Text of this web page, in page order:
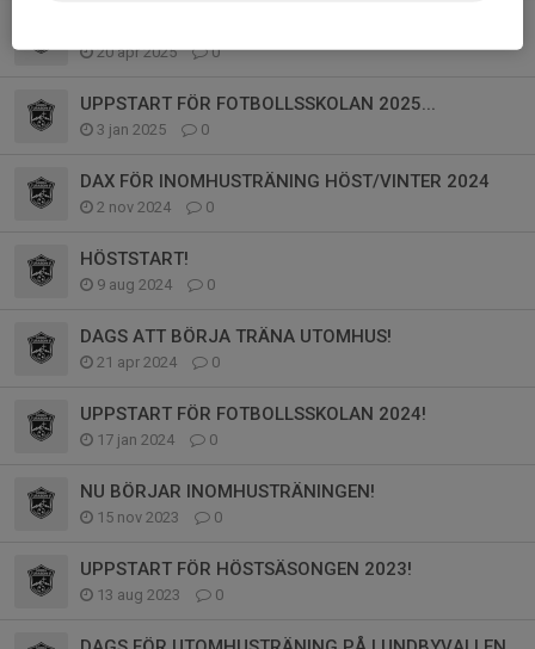
20 apr 2025 0
UPPSTART FÖR FOTBOLLSSKOLAN 2025...
3 jan 2025 0
DAX FÖR INOMHUSTRÄNING HÖST/VINTER 2024
2 nov 2024 0
HÖSTSTART!
9 aug 2024 0
DAGS ATT BÖRJA TRÄNA UTOMHUS!
21 apr 2024 0
UPPSTART FÖR FOTBOLLSSKOLAN 2024!
17 jan 2024 0
NU BÖRJAR INOMHUSTRÄNINGEN!
15 nov 2023 0
UPPSTART FÖR HÖSTSÄSONGEN 2023!
13 aug 2023 0